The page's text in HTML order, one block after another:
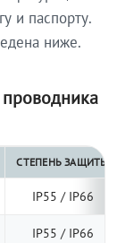
и паспорту.
ниже.
СТЕПЕНЬ ЗАЩИТЫ
IP55 / IP66
IP55 / IP66